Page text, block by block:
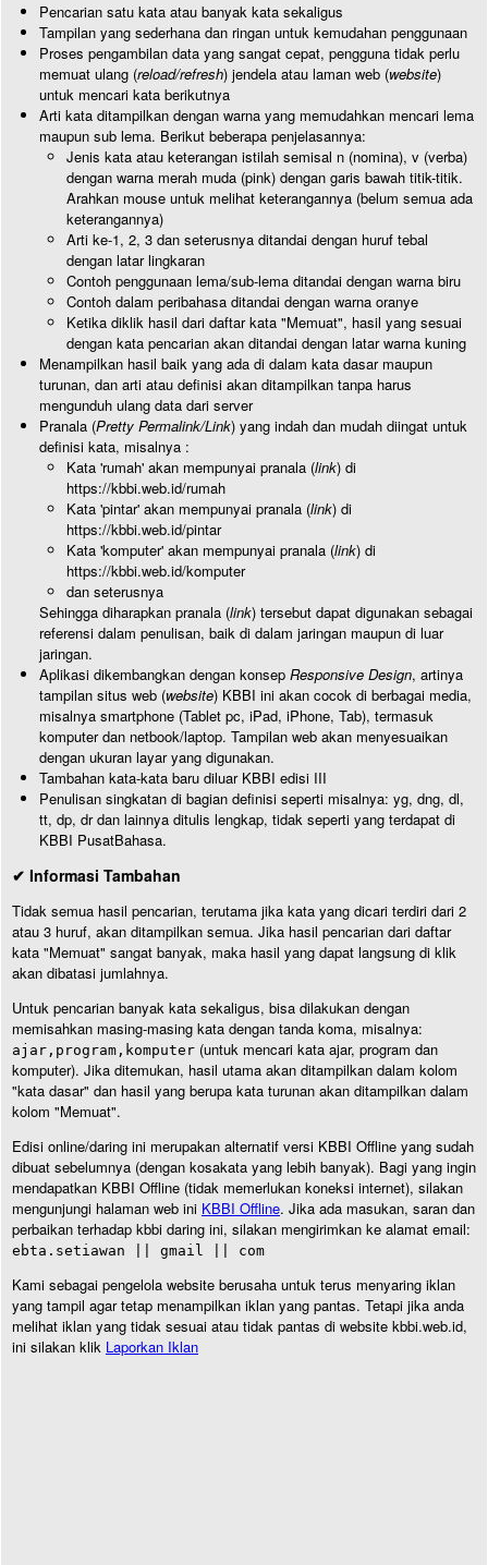
Pencarian satu kata atau banyak kata sekaligus
Tampilan yang sederhana dan ringan untuk kemudahan penggunaan
Proses pengambilan data yang sangat cepat, pengguna tidak perlu
memuat ulang (reload/refresh) jendela atau laman web (website)
untuk mencari kata berikutnya
Arti kata ditampilkan dengan warna yang memudahkan mencari lema
maupun sub lema. Berikut beberapa penjelasannya:
Jenis kata atau keterangan istilah semisal n (nomina), v (verba)
dengan warna merah muda (pink) dengan garis bawah titik-titik.
Arahkan mouse untuk melihat keterangannya (belum semua ada
keterangannya)
Arti ke-1, 2, 3 dan seterusnya ditandai dengan huruf tebal
dengan latar lingkaran
Contoh penggunaan lema/sub-lema ditandai dengan warna biru
Contoh dalam peribahasa ditandai dengan warna oranye
Ketika diklik hasil dari daftar kata "Memuat", hasil yang sesuai
dengan kata pencarian akan ditandai dengan latar warna kuning
Menampilkan hasil baik yang ada di dalam kata dasar maupun
turunan, dan arti atau definisi akan ditampilkan tanpa harus
mengunduh ulang data dari server
Pranala (Pretty Permalink/Link) yang indah dan mudah diingat untuk
definisi kata, misalnya :
Kata 'rumah' akan mempunyai pranala (link) di
https://kbbi.web.id/rumah
Kata 'pintar' akan mempunyai pranala (link) di
https://kbbi.web.id/pintar
Kata 'komputer' akan mempunyai pranala (link) di
https://kbbi.web.id/komputer
dan seterusnya
Sehingga diharapkan pranala (link) tersebut dapat digunakan sebagai
referensi dalam penulisan, baik di dalam jaringan maupun di luar
jaringan.
Aplikasi dikembangkan dengan konsep Responsive Design, artinya
tampilan situs web (website) KBBI ini akan cocok di berbagai media,
misalnya smartphone (Tablet pc, iPad, iPhone, Tab), termasuk
komputer dan netbook/laptop. Tampilan web akan menyesuaikan
dengan ukuran layar yang digunakan.
Tambahan kata-kata baru diluar KBBI edisi III
Penulisan singkatan di bagian definisi seperti misalnya: yg, dng, dl,
tt, dp, dr dan lainnya ditulis lengkap, tidak seperti yang terdapat di
KBBI PusatBahasa.
✔ Informasi Tambahan
Tidak semua hasil pencarian, terutama jika kata yang dicari terdiri dari 2
atau 3 huruf, akan ditampilkan semua. Jika hasil pencarian dari daftar
kata "Memuat" sangat banyak, maka hasil yang dapat langsung di klik
akan dibatasi jumlahnya.
Untuk pencarian banyak kata sekaligus, bisa dilakukan dengan
memisahkan masing-masing kata dengan tanda koma, misalnya:
ajar,program,komputer (untuk mencari kata ajar, program dan
komputer). Jika ditemukan, hasil utama akan ditampilkan dalam kolom
"kata dasar" dan hasil yang berupa kata turunan akan ditampilkan dalam
kolom "Memuat".
Edisi online/daring ini merupakan alternatif versi KBBI Offline yang sudah
dibuat sebelumnya (dengan kosakata yang lebih banyak). Bagi yang ingin
mendapatkan KBBI Offline (tidak memerlukan koneksi internet), silakan
mengunjungi halaman web ini KBBI Offline. Jika ada masukan, saran dan
perbaikan terhadap kbbi daring ini, silakan mengirimkan ke alamat email:
ebta.setiawan || gmail || com
Kami sebagai pengelola website berusaha untuk terus menyaring iklan
yang tampil agar tetap menampilkan iklan yang pantas. Tetapi jika anda
melihat iklan yang tidak sesuai atau tidak pantas di website kbbi.web.id,
ini silakan klik Laporkan Iklan